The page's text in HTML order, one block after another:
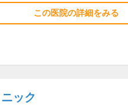
この医院の詳細をみる
ック